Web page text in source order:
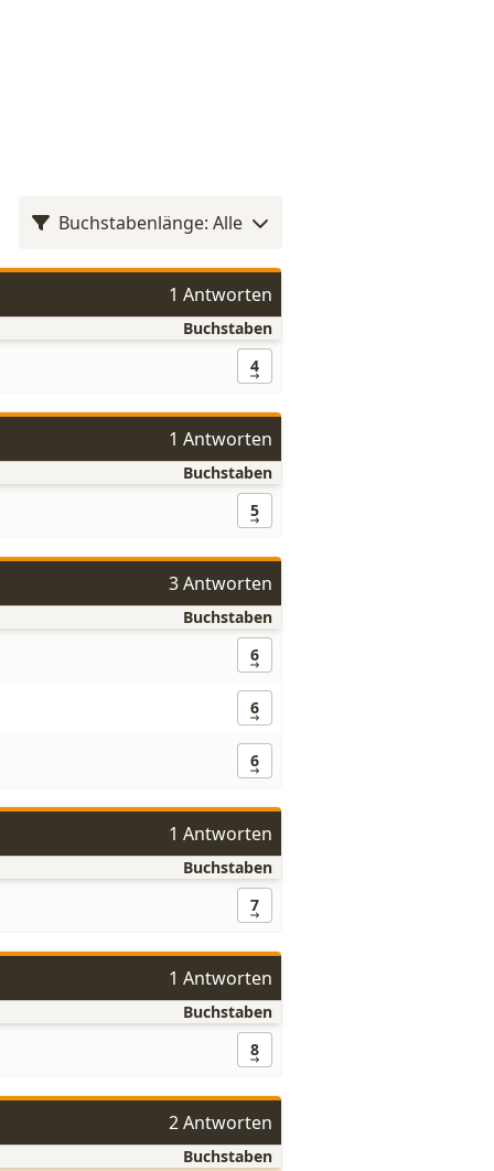
Buchstabenlänge: Alle
1 Antworten
Buchstaben
4
1 Antworten
Buchstaben
5
3 Antworten
Buchstaben
6
6
6
1 Antworten
Buchstaben
7
1 Antworten
Buchstaben
8
2 Antworten
Buchstaben